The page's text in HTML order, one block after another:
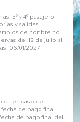
3º y 4º pasajero
y salidas
de nombre no
del 15 de julio al
06/01/2027,
en caso de
de pago final.
de pago final del